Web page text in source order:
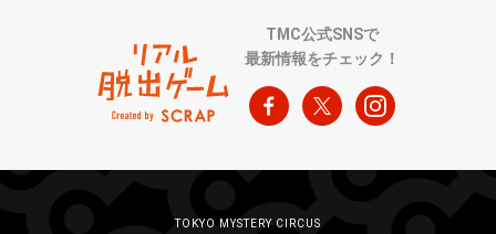
TMC公式SNSで
最新情報をチェック！
TOKYO MYSTERY CIRCUS